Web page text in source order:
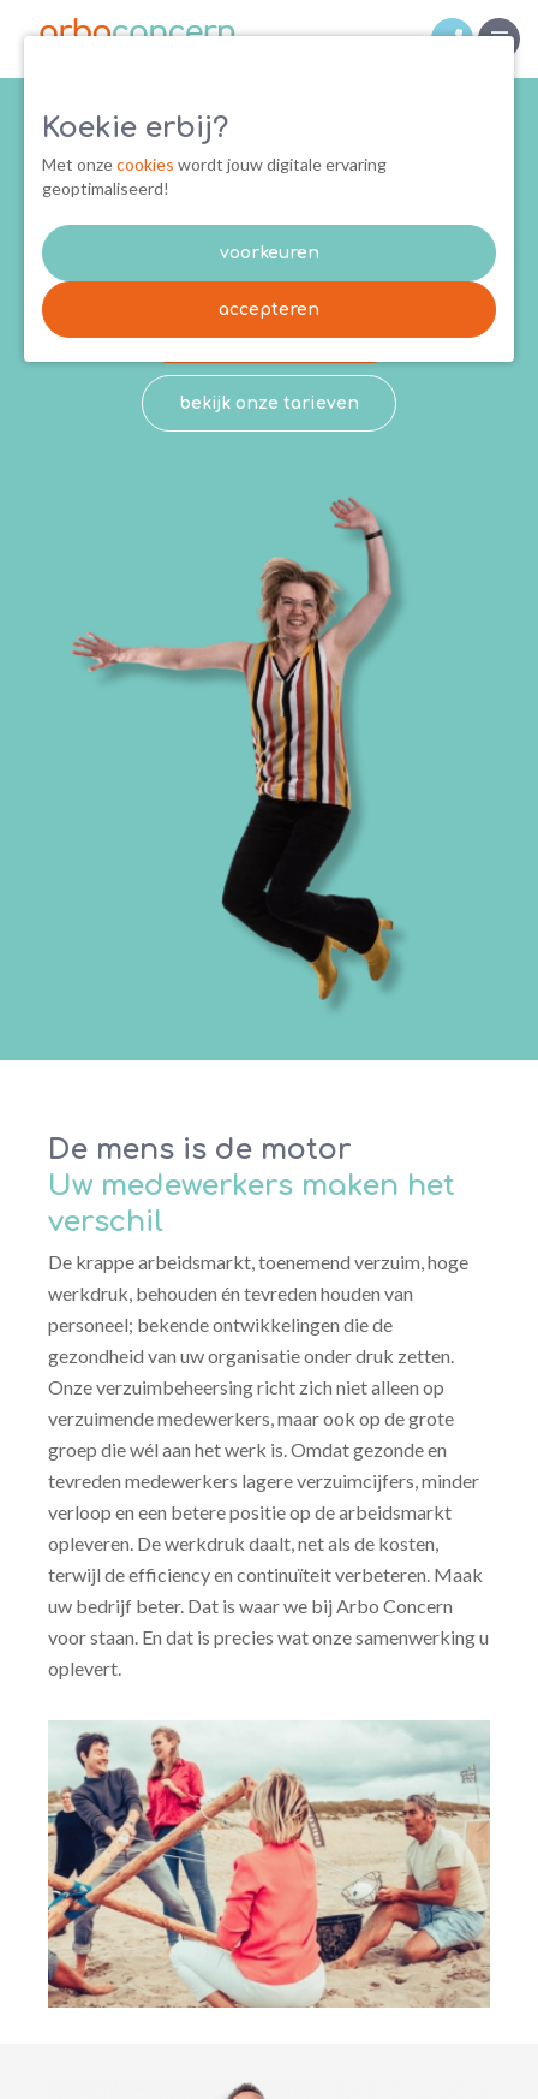
Zorgen over toenemend
ziekteverzuim en stijgende
verzuimkosten?
Maak uw bedrijf beter
bekijk onze diensten
bekijk onze tarieven
De mens is de motor
Uw medewerkers maken het
verschil
De krappe arbeidsmarkt, toenemend verzuim, hoge
werkdruk, behouden én tevreden houden van
personeel; bekende ontwikkelingen die de
gezondheid van uw organisatie onder druk zetten.
Onze verzuimbeheersing richt zich niet alleen op
verzuimende medewerkers, maar ook op de grote
groep die wél aan het werk is. Omdat gezonde en
tevreden medewerkers lagere verzuimcijfers, minder
verloop en een betere positie op de arbeidsmarkt
opleveren. De werkdruk daalt, net als de kosten,
terwijl de efficiency en continuïteit verbeteren. Maak
uw bedrijf beter. Dat is waar we bij Arbo Concern
voor staan. En dat is precies wat onze samenwerking u
oplevert.
Koekie erbij?
Met onzecookies wordt jouw digitale ervaring
geoptimaliseerd!
voorkeuren
accepteren